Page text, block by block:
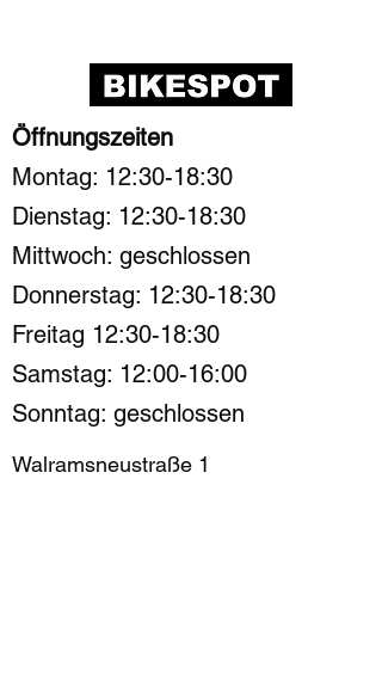
Öffnungszeiten
Montag: 12:30-18:30
Dienstag: 12:30-18:30
Mittwoch: geschlossen
Donnerstag: 12:30-18:30
Freitag 12:30-18:30
Samstag: 12:00-16:00
Sonntag: geschlossen
Walramsneustraße 1